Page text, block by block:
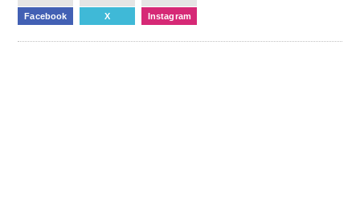
Facebook X Instagram